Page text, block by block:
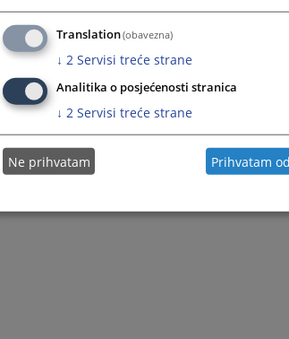
Translation(obavezna)
↓ 2 Servisi treće strane
Analitika o posjećenosti stranica
↓ 2 Servisi treće strane
Ne prihvatam Prihvatam